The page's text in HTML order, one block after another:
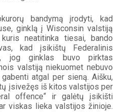
bandymą įrodyti, kad
ginklą į Wisconsin valstiją
neatitinka tiesai, bando
kad įsikištų Federalinis
jog ginklas buvo pirktas
valstiją niekuomet nebuvo
atgal per sieną. Aišku,
įsivežęs iš kitos valstijos per
offence“ ir galėtų įsikišti
viskas lieka valstijos žinioje.